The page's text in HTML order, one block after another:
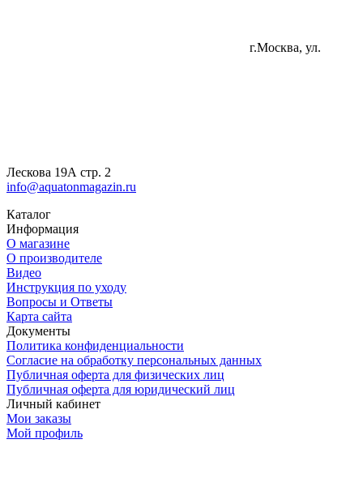
г.Москва, ул.
Лескова 19А стр. 2
info@aquatonmagazin.ru
Каталог
Информация
О магазине
О производителе
Видео
Инструкция по уходу
Вопросы и Ответы
Карта сайта
Документы
Политика конфиденциальности
Согласие на обработку персональных данных
Публичная оферта для физических лиц
Публичная оферта для юридический лиц
Личный кабинет
Мои заказы
Мой профиль